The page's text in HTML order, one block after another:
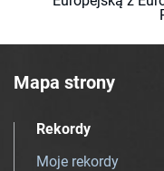
Mapa strony
Rekordy
Moje rekordy